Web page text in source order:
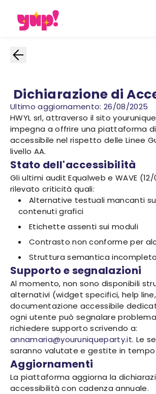
Dichiarazione di
Ultimo aggiornamento: 26/08/2025
HWYL srl, attraverso il sito
impegna a offrire una piattaforma
accessibile nel rispetto delle Linee
livello AA.
Stato dell'accessibilità
Gli ultimi audit Equalweb e WAVE
rilevato criticità quali:
Alternative testuali mancanti
contenuti grafici
Etichette assenti sui moduli
Contrasto non conforme per
Struttura semantica incompleta
Supporto e segnalazioni
Al momento, non sono disponibili
alternativi (widget specifici, help line,
documentazione accessibile
ogni utente può segnalare
richiedere supporto scrivendo a:
annamaria@youruniqueparty.it. Le
saranno valutate e gestite in tempo
Aggiornamenti
La piattaforma aggiorna la
accessibilità con cadenza annuale.